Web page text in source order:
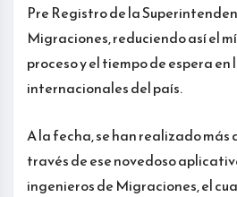
Pre Registro de la
Migraciones, reduciendo así el
proceso y el tiempo de espera
internacionales del país.
A la fecha, se han realizado más
través de ese novedoso
ingenieros de Migraciones, el